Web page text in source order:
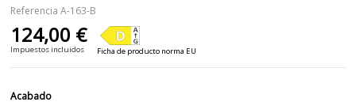
Referencia A-163-B
124,00 €
Impuestos incluidos Ficha de producto norma EU
Acabado